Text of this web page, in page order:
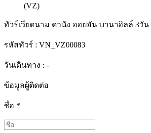
ทัวร์เวียดนาม ดานัง ฮอยอัน บานาฮิลล์ 3วัน
รหัสทัวร์ : VN_VZ00083
วันเดินทาง : -
ข้อมูลผู้ติดต่อ
ชื่อ *